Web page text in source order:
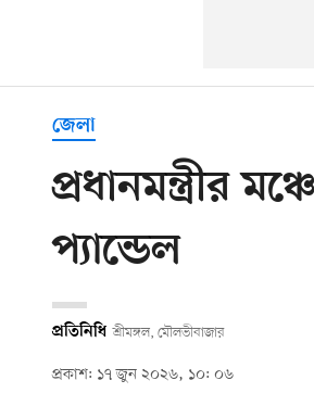
জেলা
প্রধানমন্ত্রীর
প্যান্ডেল
প্রতিনিধি শ্রীমঙ্গল, মৌলভীবাজার
প্রকাশ: ১৭ জুন ২০২৬, ১০: ০৬